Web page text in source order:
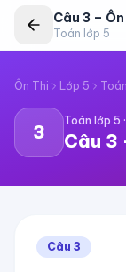
Câu 3 –
Toán lớp 5
Ôn Thi Lớp 5
3
Toán lớp 5 ·
Câu 3
Câu 3